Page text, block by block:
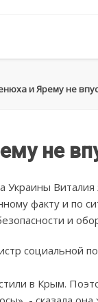
и Ярему не
не
Украины
факту и по
и
социальной
в Крым.